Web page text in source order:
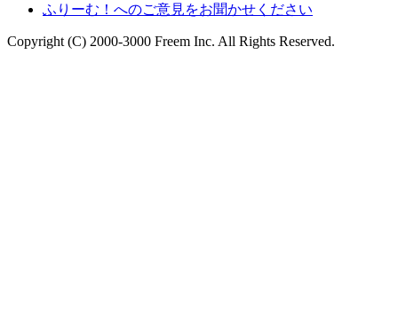
ふりーむ！へのご意見をお聞かせください
Copyright (C) 2000-3000 Freem Inc. All Rights Reserved.